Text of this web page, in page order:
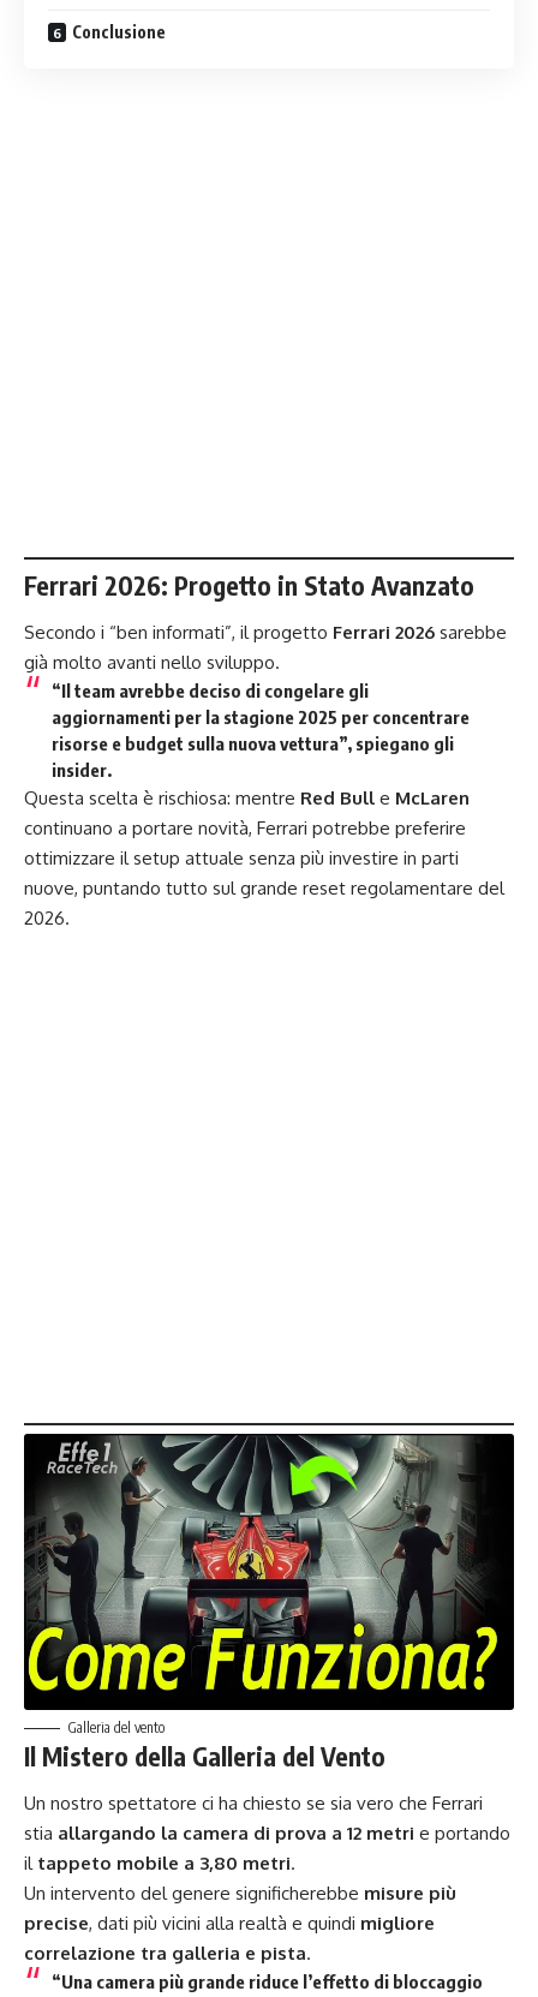
Conclusione
Ferrari 2026: Progetto in Stato Avanzato
Secondo i “ben informati”, il progetto Ferrari 2026 sarebbe
già molto avanti nello sviluppo.
“Il team avrebbe deciso di congelare gli
aggiornamenti per la stagione 2025 per concentrare
risorse e budget sulla nuova vettura”, spiegano gli
insider.
Questa scelta è rischiosa: mentre Red Bull e McLaren
continuano a portare novità, Ferrari potrebbe preferire
ottimizzare il setup attuale senza più investire in parti
nuove, puntando tutto sul grande reset regolamentare del
2026.
Galleria del vento
Il Mistero della Galleria del Vento
Un nostro spettatore ci ha chiesto se sia vero che Ferrari
stia allargando la camera di prova a 12 metri e portando
il tappeto mobile a 3,80 metri.
Un intervento del genere significherebbe misure più
precise, dati più vicini alla realtà e quindi migliore
correlazione tra galleria e pista.
“Una camera più grande riduce l’effetto di bloccaggio